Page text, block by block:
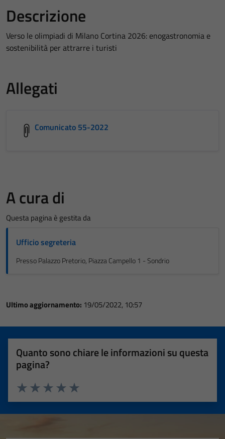
Descrizione
Verso le olimpiadi di Milano Cortina 2026: enogastronomia e
sostenibilità per attrarre i turisti
Allegati
Comunicato 55-2022
A cura di
Questa pagina è gestita da
Ufficio segreteria
Presso Palazzo Pretorio, Piazza Campello 1 - Sondrio
Ultimo aggiornamento: 19/05/2022, 10:57
Quanto sono chiare le informazioni su questa
pagina?
Valuta 5 stelle su 5
Valuta 4 stelle su 5
Valuta 3 stelle su 5
Valuta 2 stelle su 5
Valuta 1 stelle su 5